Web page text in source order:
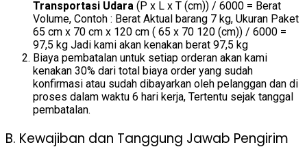
Transportasi Udara (P x L x T (cm)) / 6000 = Berat
Volume, Contoh : Berat Aktual barang 7 kg, Ukuran Paket
65 cm x 70 cm x 120 cm ( 65 x 70 120 (cm)) / 6000 =
97,5 kg Jadi kami akan kenakan berat 97,5 kg
Biaya pembatalan untuk setiap orderan akan kami
kenakan 30% dari total biaya order yang sudah
konfirmasi atau sudah dibayarkan oleh pelanggan dan di
proses dalam waktu 6 hari kerja, Tertentu sejak tanggal
pembatalan.
B. Kewajiban dan Tanggung Jawab Pengirim